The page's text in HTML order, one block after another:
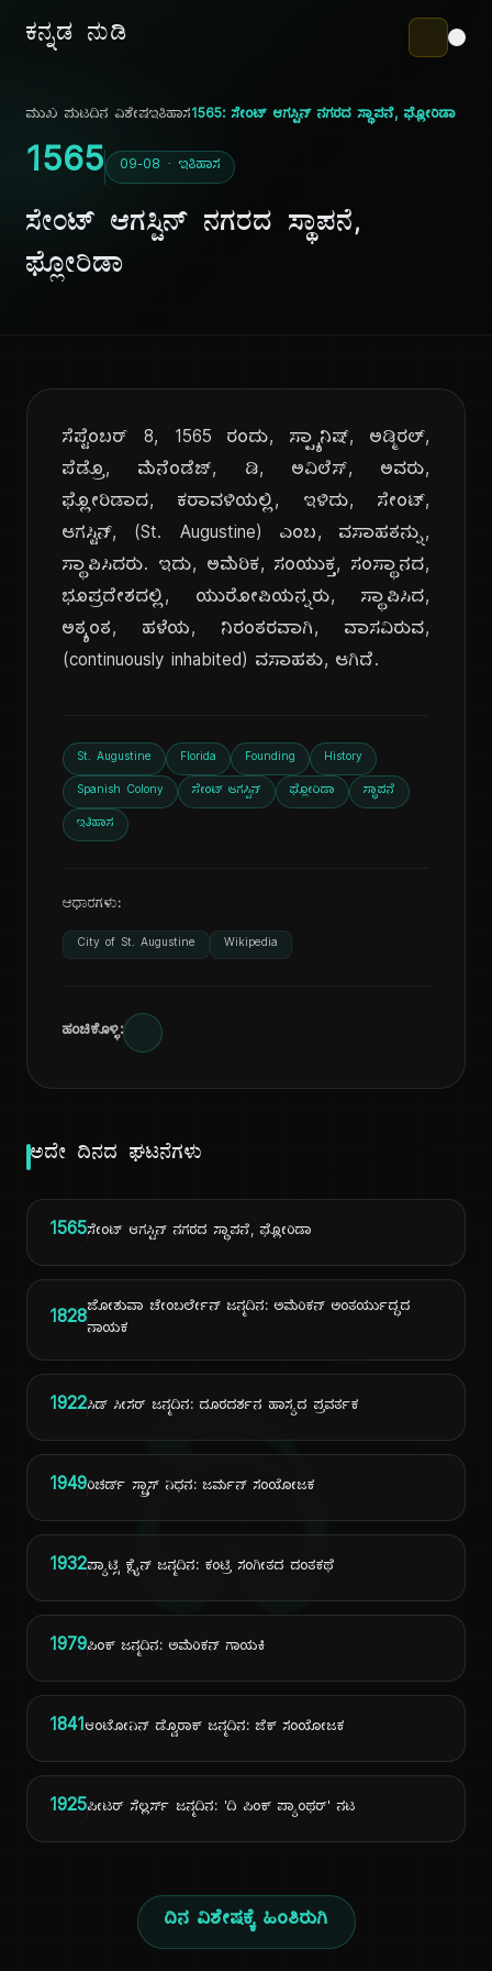
ಕನ್ನಡ ನುಡಿ
ದಿ
ಮುಖ ಪುಟದಿನ ವಿಶೇಷಇತಿಹಾಸ1565: ಸೇಂಟ್ ಆಗಸ್ಟಿನ್ ನಗರದ ಸ್ಥಾಪನೆ, ಫ್ಲೋರಿಡಾ
1565 09-08 · ಇತಿಹಾಸ
ಸೇಂಟ್ ಆಗಸ್ಟಿನ್ ನಗರದ ಸ್ಥಾಪನೆ,
ಫ್ಲೋರಿಡಾ
ಸೆಪ್ಟೆಂಬರ್ 8, 1565 ರಂದು, ಸ್ಪ್ಯಾನಿಷ್, ಅಡ್ಮಿರಲ್,
ಪೆಡ್ರೊ, ಮೆನೆಂಡೆಜ್, ಡಿ, ಅವಿಲೆಸ್, ಅವರು,
ಫ್ಲೋರಿಡಾದ, ಕರಾವಳಿಯಲ್ಲಿ, ಇಳಿದು, ಸೇಂಟ್,
ಆಗಸ್ಟಿನ್, (St. Augustine) ಎಂಬ, ವಸಾಹತನ್ನು,
ಸ್ಥಾಪಿಸಿದರು. ಇದು, ಅಮೆರಿಕ, ಸಂಯುಕ್ತ, ಸಂಸ್ಥಾನದ,
ಭೂಪ್ರದೇಶದಲ್ಲಿ, ಯುರೋಪಿಯನ್ನರು, ಸ್ಥಾಪಿಸಿದ,
ಅತ್ಯಂತ, ಹಳೆಯ, ನಿರಂತರವಾಗಿ, ವಾಸವಿರುವ,
(continuously inhabited) ವಸಾಹತು, ಆಗಿದೆ.
St. Augustine Florida Founding History
Spanish Colony ಸೇಂಟ್ ಆಗಸ್ಟಿನ್ ಫ್ಲೋರಿಡಾ ಸ್ಥಾಪನೆ
ಇತಿಹಾಸ
ಆಧಾರಗಳು:
City of St. Augustine Wikipedia
ಹಂಚಿಕೊಳ್ಳಿ:
ಅದೇ ದಿನದ ಘಟನೆಗಳು
1565ಸೇಂಟ್ ಆಗಸ್ಟಿನ್ ನಗರದ ಸ್ಥಾಪನೆ, ಫ್ಲೋರಿಡಾ
1828ಜೋಶುವಾ ಚೇಂಬರ್ಲೇನ್ ಜನ್ಮದಿನ: ಅಮೆರಿಕನ್ ಅಂತರ್ಯುದ್ಧದ
ನಾಯಕ
1922ಸಿಡ್ ಸೀಸರ್ ಜನ್ಮದಿನ: ದೂರದರ್ಶನ ಹಾಸ್ಯದ ಪ್ರವರ್ತಕ
1949ರಿಚರ್ಡ್ ಸ್ಟ್ರಾಸ್ ನಿಧನ: ಜರ್ಮನ್ ಸಂಯೋಜಕ
1932ಪ್ಯಾಟ್ಸಿ ಕ್ಲೈನ್ ಜನ್ಮದಿನ: ಕಂಟ್ರಿ ಸಂಗೀತದ ದಂತಕಥೆ
1979ಪಿಂಕ್ ಜನ್ಮದಿನ: ಅಮೆರಿಕನ್ ಗಾಯಕಿ
1841ಆಂಟೋನಿನ್ ಡ್ವೊರಾಕ್ ಜನ್ಮದಿನ: ಜೆಕ್ ಸಂಯೋಜಕ
1925ಪೀಟರ್ ಸೆಲ್ಲರ್ಸ್ ಜನ್ಮದಿನ: 'ದಿ ಪಿಂಕ್ ಪ್ಯಾಂಥರ್' ನಟ
ದಿನ ವಿಶೇಷಕ್ಕೆ ಹಿಂತಿರುಗಿ